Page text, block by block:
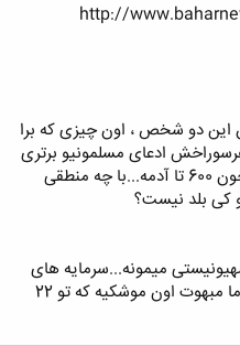
http://
این دو شخص ، اون چیزی که برا
ادعای مسلمونیو برتری
نژاد دارن چرا مهریه ازدواج یکی دیه خون 600 تا آدمه...با چه منطقی
کی بلد نیست؟
میمونه...سرمایه های
کلان تو انحصار یه گروه خاصه و ملت ما مبهوت اون موشکیه که تو 22